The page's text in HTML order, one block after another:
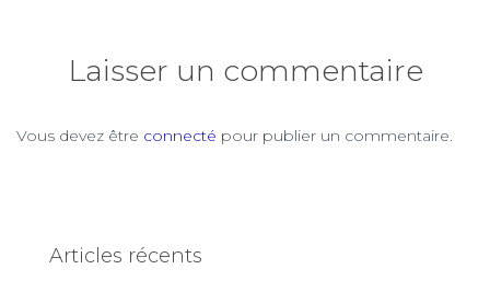
Laisser un commentaire
Vous devez être connecté pour publier un commentaire.
Articles récents